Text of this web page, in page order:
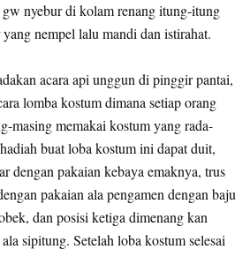
nyebur di kolam renang itung-itung
nempel lalu mandi dan istirahat.
acara api unggun di pinggir pantai,
lomba kostum dimana setiap orang
masing memakai kostum yang rada-
buat loba kostum ini dapat duit,
dengan pakaian kebaya emaknya, trus
pakaian ala pengamen dengan baju
dan posisi ketiga dimenang kan
sipitung. Setelah loba kostum selesai